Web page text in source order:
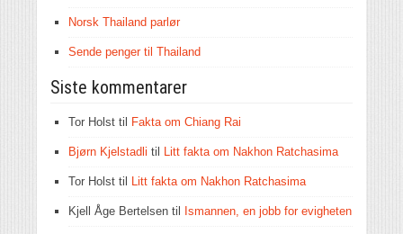
Norsk Thailand parlør
Sende penger til Thailand
Siste kommentarer
Tor Holst til Fakta om Chiang Rai
Bjørn Kjelstadli til Litt fakta om Nakhon Ratchasima
Tor Holst til Litt fakta om Nakhon Ratchasima
Kjell Åge Bertelsen til Ismannen, en jobb for evigheten